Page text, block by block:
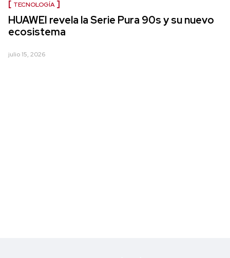
TECNOLOGÍA
HUAWEI revela la Serie Pura 90s y su nuevo
ecosistema
julio 15, 2026